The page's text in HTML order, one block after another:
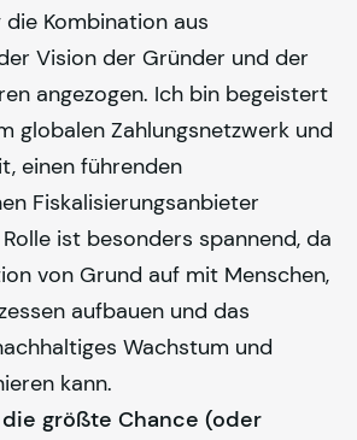
die Kombination aus
Vision der Gründer und der
angezogen. Ich bin begeistert
globalen Zahlungsnetzwerk und
einen führenden
Fiskalisierungsanbieter
ist besonders spannend, da
von Grund auf mit Menschen,
aufbauen und das
Wachstum und
kann.
größte Chance (oder